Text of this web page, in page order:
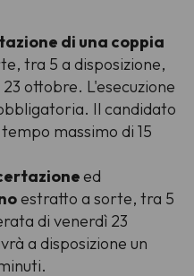
di una coppia
tra 5 a disposizione,
ottobre. L'esecuzione
Il candidato
massimo di 15
ed
estratto a sorte, tra 5
di venerdì 23
a disposizione un